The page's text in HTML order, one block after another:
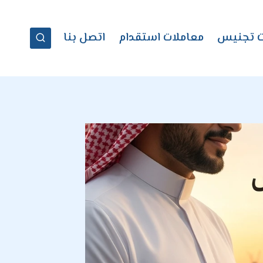
تجنيس معاملات استقدام اتصل بنا